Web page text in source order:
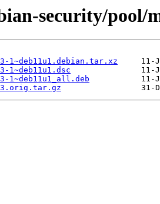
security/